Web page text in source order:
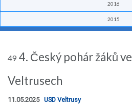
2016
2015
49 4. Český pohár žáků
Veltrusech
11.05.2025 USD Veltrusy